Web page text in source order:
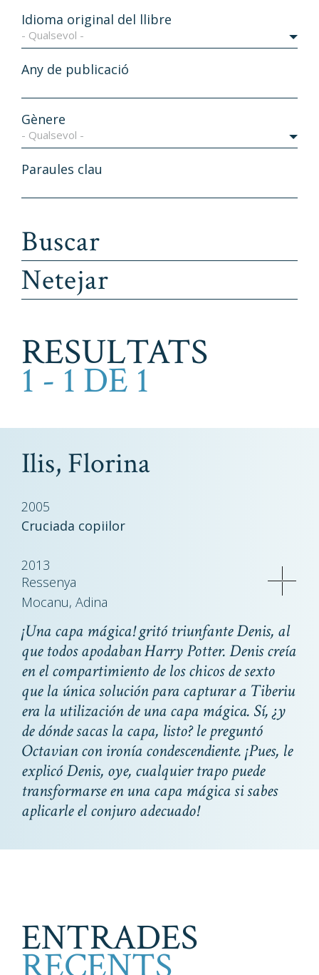
Idioma original del llibre
- Qualsevol -
Any de publicació
Gènere
- Qualsevol -
Paraules clau
RESULTATS
1 - 1 DE 1
Ilis, Florina
2005
Cruciada copiilor
2013
Ressenya
Mocanu, Adina
¡Una capa mágica! gritó triunfante Denis, al
que todos apodaban Harry Potter. Denis creía
en el compartimiento de los chicos de sexto
que la única solución para capturar a Tiberiu
era la utilización de una capa mágica. Sí, ¿y
de dónde sacas la capa, listo? le preguntó
Octavian con ironía condescendiente. ¡Pues, le
explicó Denis, oye, cualquier trapo puede
transformarse en una capa mágica si sabes
aplicarle el conjuro adecuado!
ENTRADES